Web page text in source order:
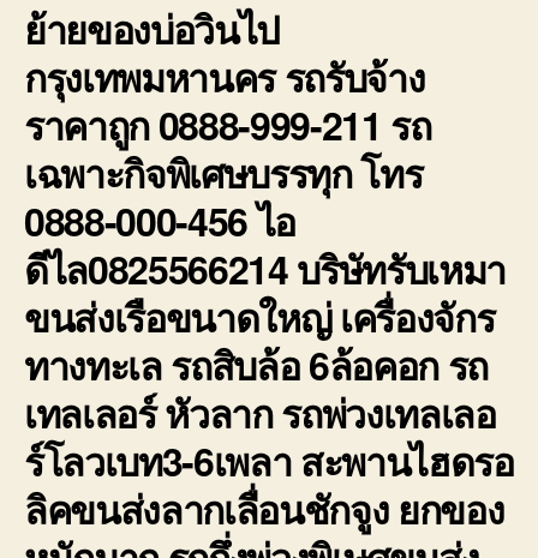
ย้ายของบ่อวินไป
กรุงเทพมหานคร รถรับจ้าง
ราคาถูก 0888-999-211 รถ
เฉพาะกิจพิเศษบรรทุก โทร
0888-000-456 ไอ
ดีไล0825566214 บริษัทรับเหมา
ขนส่งเรือขนาดใหญ่ เครื่องจักร
ทางทะเล รถสิบล้อ 6ล้อคอก รถ
เทลเลอร์ หัวลาก รถพ่วงเทลเลอ
ร์โลวเบท3-6เพลา สะพานไฮดรอ
ลิคขนส่งลากเลื่อนชักจูง ยกของ